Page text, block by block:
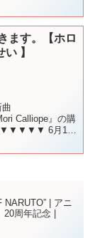
ます。【ホロ
】
Calliope』の購
6月10
| アニ
周年記念 |